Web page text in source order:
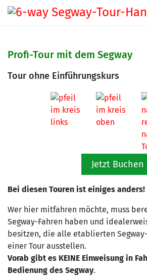
Profi-Tour mit dem Segway
Tour ohne Einführungskurs
Jetzt Buchen
Bei diesen Touren ist einiges anders!
Wer hier mitfahren möchte, muss
Segway-Fahren haben und
besitzen, die alle etablierten
einer Tour ausstellen.
Vorab gibt es KEINE Einweisung in
Bedienung des Segway.